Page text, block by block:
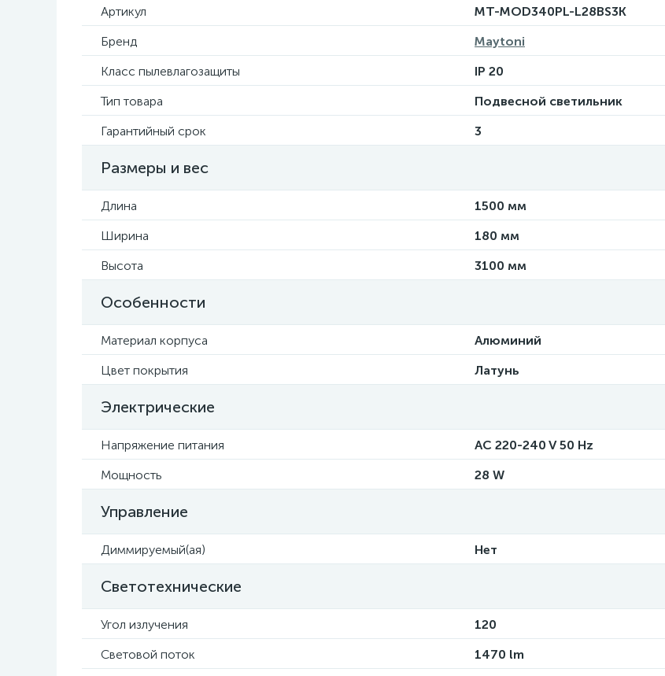
Артикул
MT-MOD340PL-L28BS3K
Бренд
Maytoni
Класс пылевлагозащиты
IP 20
Тип товара
Подвесной светильник
Гарантийный срок
3
Размеры и вес
Длина
1500 мм
Ширина
180 мм
Высота
3100 мм
Особенности
Материал корпуса
Алюминий
Цвет покрытия
Латунь
Электрические
Напряжение питания
AC 220-240 V 50 Hz
Мощность
28 W
Управление
Диммируемый(ая) Нет
Светотехнические
Угол излучения
120
Световой поток
1470 lm